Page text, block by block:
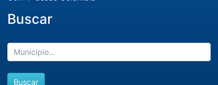
Buscar
Buscar